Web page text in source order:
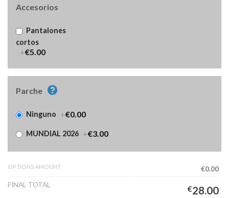
Accesorios
Pantalones
cortos
+€5.00
Parche
Ninguno +€0.00
MUNDIAL 2026 +€3.00
OPTIONS AMOUNT
€0.00
FINAL TOTAL
€28.00